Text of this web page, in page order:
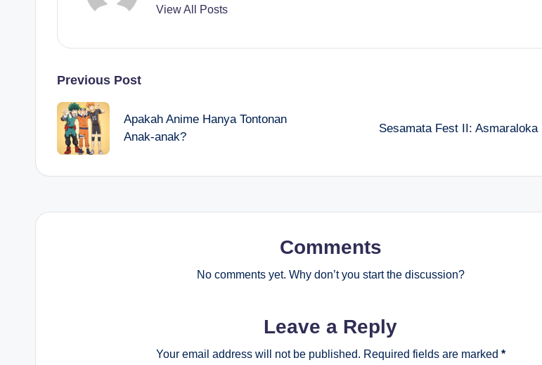
View All Posts
Post
navigation
Previous Post
Apakah Anime Hanya Tontonan
Anak-anak?
Sesamata Fest II: Asmaraloka
Comments
No comments yet. Why don’t you start the discussion?
Leave a Reply
Your email address will not be published. Required fields are marked *